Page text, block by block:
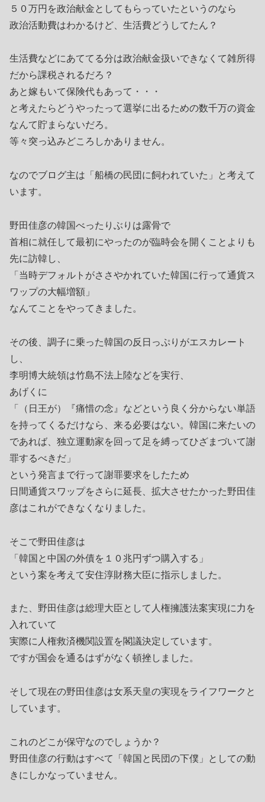
５０万円を政治献金としてもらっていたというのなら
政治活動費はわかるけど、生活費どうしてたん？
生活費などにあててる分は政治献金扱いできなくて雑所得
だから課税されるだろ？
あと嫁もいて保険代もあって・・・
と考えたらどうやったって選挙に出るための数千万の資金
なんて貯まらないだろ。
等々突っ込みどころしかありません。
なのでブログ主は「船橋の民団に飼われていた」と考えて
います。
野田佳彦の韓国べったりぶりは露骨で
首相に就任して最初にやったのが臨時会を開くことよりも
先に訪韓し、
「当時デフォルトがささやかれていた韓国に行って通貨ス
ワップの大幅増額」
なんてことをやってきました。
その後、調子に乗った韓国の反日っぷりがエスカレート
し、
李明博大統領は竹島不法上陸などを実行、
あげくに
「（日王が）『痛惜の念』などという良く分からない単語
を持ってくるだけなら、来る必要はない。韓国に来たいの
であれば、独立運動家を回って足を縛ってひざまづいて謝
罪するべきだ」
という発言まで行って謝罪要求をしたため
日間通貨スワップをさらに延長、拡大させたかった野田佳
彦はこれができなくなりました。
そこで野田佳彦は
「韓国と中国の外債を１０兆円ずつ購入する」
という案を考えて安住淳財務大臣に指示しました。
また、野田佳彦は総理大臣として人権擁護法案実現に力を
入れていて
実際に人権救済機関設置を閣議決定しています。
ですが国会を通るはずがなく頓挫しました。
そして現在の野田佳彦は女系天皇の実現をライフワークと
しています。
これのどこが保守なのでしょうか？
野田佳彦の行動はすべて「韓国と民団の下僕」としての動
きにしかなっていません。